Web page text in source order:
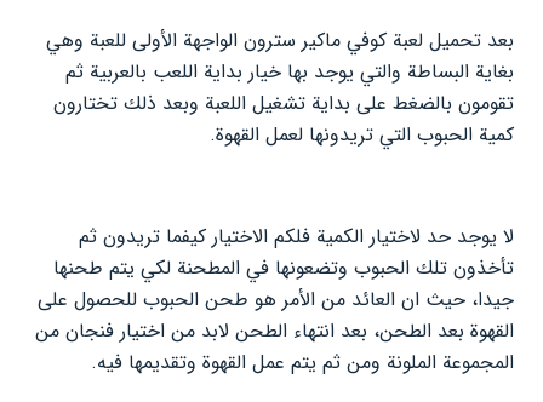
بعد تحميل لعبة كوفي ماكير سترون الواجهة الأولى للعبة وهي
بغاية البساطة والتي يوجد بها خيار بداية اللعب بالعربية ثم
تقومون بالضغط على بداية تشغيل اللعبة وبعد ذلك تختارون
كمية الحبوب التي تريدونها لعمل القهوة.
لا يوجد حد لاختيار الكمية فلكم الاختيار كيفما تريدون ثم
تأخذون تلك الحبوب وتضعونها في المطحنة لكي يتم طحنها
جيدا، حيث ان العائد من الأمر هو طحن الحبوب للحصول على
القهوة بعد الطحن، بعد انتهاء الطحن لابد من اختيار فنجان من
المجموعة الملونة ومن ثم يتم عمل القهوة وتقديمها فيه.